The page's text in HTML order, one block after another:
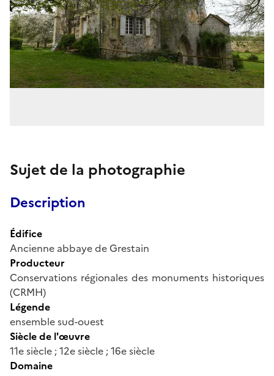
Sujet de la photographie
Description
Édifice
Ancienne abbaye de Grestain
Producteur
Conservations régionales des monuments historiques
(CRMH)
Légende
ensemble sud-ouest
Siècle de l'œuvre
11e siècle ; 12e siècle ; 16e siècle
Domaine